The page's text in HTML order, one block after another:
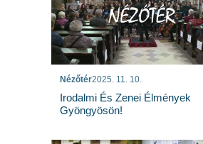
Nézőtér2025. 11. 10.
Irodalmi És Zenei Élmények
Gyöngyösön!